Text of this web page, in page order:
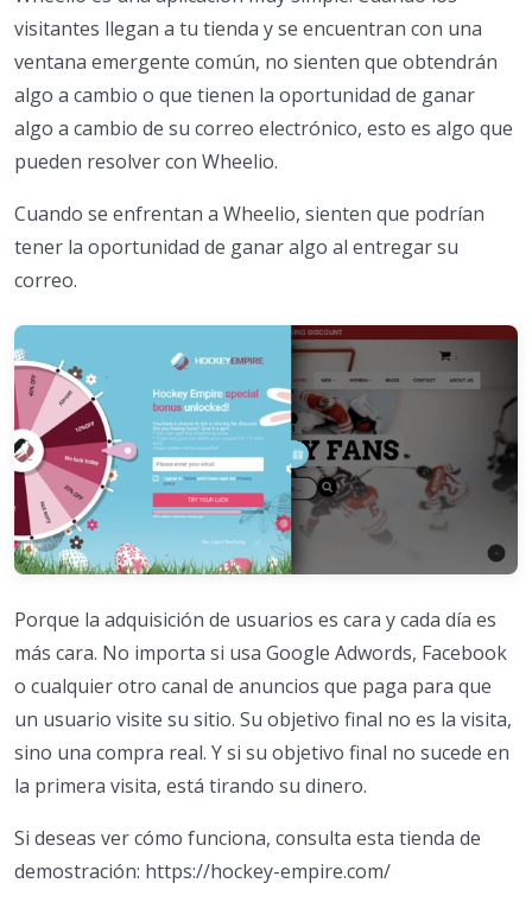
visitantes llegan a tu tienda y se encuentran con una
ventana emergente común, no sienten que obtendrán
algo a cambio o que tienen la oportunidad de ganar
algo a cambio de su correo electrónico, esto es algo que
pueden resolver con Wheelio.
Cuando se enfrentan a Wheelio, sienten que podrían
tener la oportunidad de ganar algo al entregar su
correo.
Porque la adquisición de usuarios es cara y cada día es
más cara. No importa si usa Google Adwords, Facebook
o cualquier otro canal de anuncios que paga para que
un usuario visite su sitio. Su objetivo final no es la visita,
sino una compra real. Y si su objetivo final no sucede en
la primera visita, está tirando su dinero.
Si deseas ver cómo funciona, consulta esta tienda de
demostración: https://hockey-empire.com/